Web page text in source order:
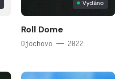
Vydáno
Roll Dome
Ojochovo — 2022